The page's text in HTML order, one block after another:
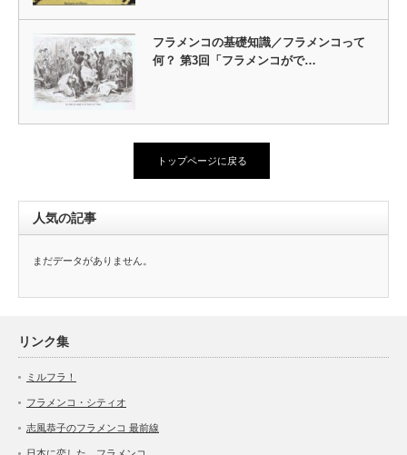
フラメンコの基礎知識／フラメンコって
何？ 第3回「フラメンコがで…
トップページに戻る
人気の記事
まだデータがありません。
リンク集
ミルフラ！
フラメンコ・シティオ
志風恭子のフラメンコ 最前線